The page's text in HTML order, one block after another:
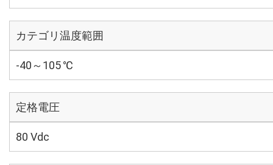
カテゴリ温度範囲
-40～105 ℃
定格電圧
80 Vdc